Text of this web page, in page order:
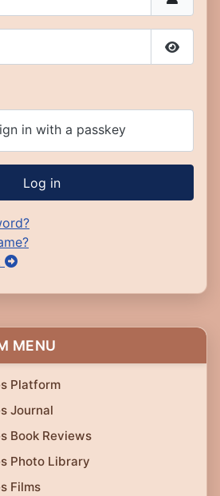
Show
in with a passkey
Log in
MENU
Platform
Journal
Book Reviews
Photo Library
Films